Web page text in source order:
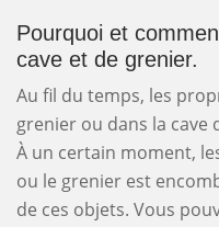
Pourquoi et
cave et de grenier.
Au fil du temps, les
grenier ou dans la cave
À un certain moment,
ou le grenier est
de ces objets. Vous